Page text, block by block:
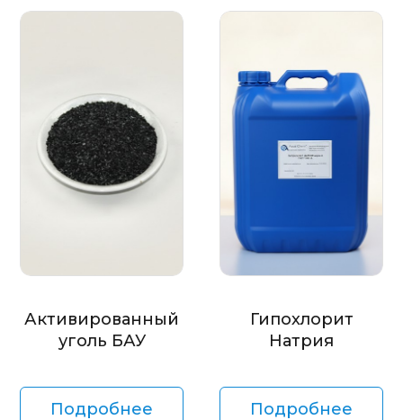
Активированный
уголь БАУ
Подробнее
Гипохлорит
Натрия
Подробнее